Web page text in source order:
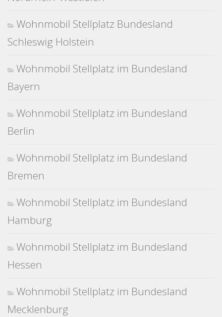
Wohnmobil Stellplatz Bundesland
Schleswig Holstein
Wohnmobil Stellplatz im Bundesland
Bayern
Wohnmobil Stellplatz im Bundesland
Berlin
Wohnmobil Stellplatz im Bundesland
Bremen
Wohnmobil Stellplatz im Bundesland
Hamburg
Wohnmobil Stellplatz im Bundesland
Hessen
Wohnmobil Stellplatz im Bundesland
Mecklenburg